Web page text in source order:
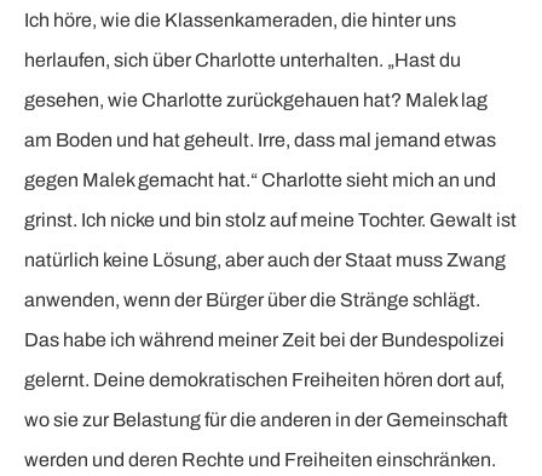
Ich höre, wie die Klassenkameraden, die hinter uns
herlaufen, sich über Charlotte unterhalten. „Hast du
gesehen, wie Charlotte zurückgehauen hat? Malek lag
am Boden und hat geheult. Irre, dass mal jemand etwas
gegen Malek gemacht hat.“ Charlotte sieht mich an und
grinst. Ich nicke und bin stolz auf meine Tochter. Gewalt ist
natürlich keine Lösung, aber auch der Staat muss Zwang
anwenden, wenn der Bürger über die Stränge schlägt.
Das habe ich während meiner Zeit bei der Bundespolizei
gelernt. Deine demokratischen Freiheiten hören dort auf,
wo sie zur Belastung für die anderen in der Gemeinschaft
werden und deren Rechte und Freiheiten einschränken.